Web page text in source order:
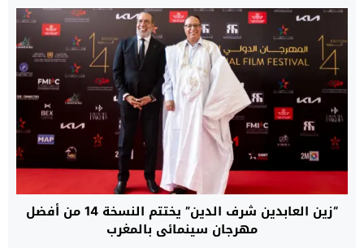
“زين العابدين شرف الدين” يختتم النسخة 14 من أفضل
مهرجان سينمائي بالمغرب